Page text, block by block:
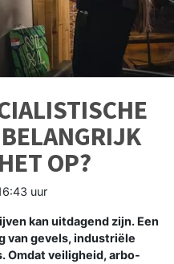
OP?
uur
kan uitdagend zijn. Een
van gevels, industriële
Omdat veiligheid, arbo-